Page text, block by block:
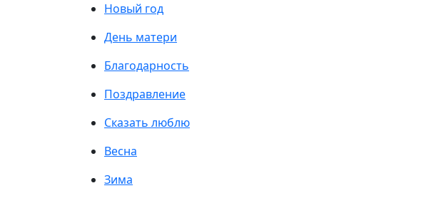
Новый год
День матери
Благодарность
Поздравление
Сказать люблю
Весна
Зима